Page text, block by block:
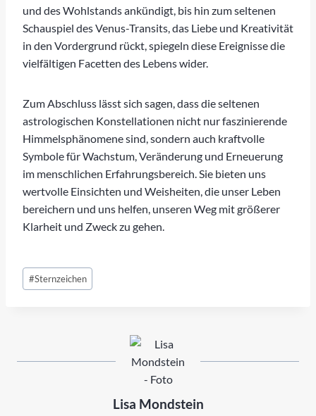
und des Wohlstands ankündigt, bis hin zum seltenen
Schauspiel des Venus-Transits, das Liebe und Kreativität
in den Vordergrund rückt, spiegeln diese Ereignisse die
vielfältigen Facetten des Lebens wider.
Zum Abschluss lässt sich sagen, dass die seltenen
astrologischen Konstellationen nicht nur faszinierende
Himmelsphänomene sind, sondern auch kraftvolle
Symbole für Wachstum, Veränderung und Erneuerung
im menschlichen Erfahrungsbereich. Sie bieten uns
wertvolle Einsichten und Weisheiten, die unser Leben
bereichern und uns helfen, unseren Weg mit größerer
Klarheit und Zweck zu gehen.
Schlagworte:
#Sternzeichen
Lisa Mondstein